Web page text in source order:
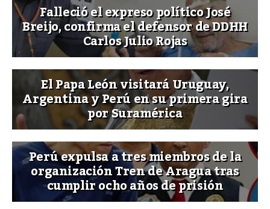
Falleció el expreso político José
Breijo, confirma el defensor de DDHH
Carlos Julio Rojas
El Papa León visitará Uruguay,
Argentina y Perú en su primera gira
por Suramérica
Perú expulsa a tres miembros de la
organización Tren de Aragua tras
cumplir ocho años de prisión